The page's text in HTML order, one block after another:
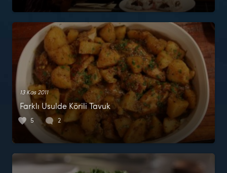
13 Kas 2011
Farklı Usulde Körili Tavuk
5 2